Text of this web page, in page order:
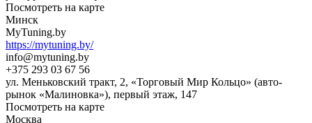
Посмотреть на карте
Минск
MyTuning.by
https://mytuning.by/
info@mytuning.by
+375 293 03 67 56
ул. Меньковский тракт, 2, «Торговый Мир Кольцо» (авто-
рынок «Малиновка»), первый этаж, 147
Посмотреть на карте
Москва